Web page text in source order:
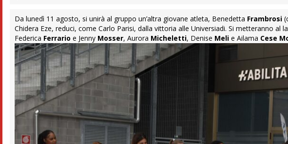
Da lunedì 11 agosto, si unirà al gruppo un’altra giovane atleta, Benedetta Frambrosi
Chidera Eze, reduci, come Carlo Parisi, dalla vittoria alle Universiadi. Si metteranno al
Federica Ferrario e Jenny Mosser, Aurora Micheletti, Denise Meli e Ailama Cese